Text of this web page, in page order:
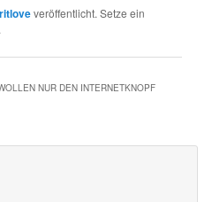
veröffentlicht. Setze ein
.
NUR DEN INTERNETKNOPF